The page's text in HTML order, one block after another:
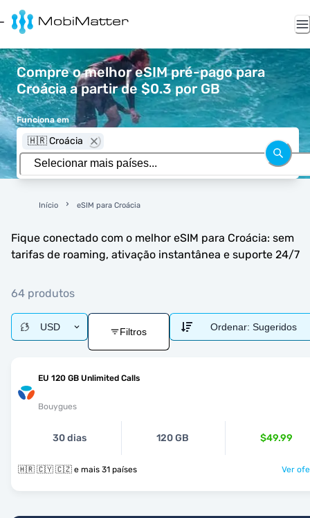
Compre o melhor eSIM pré-pago para
Croácia a partir de $0.3 por GB
Funciona em
🇭🇷 Croácia
Início eSIM para Croácia
Fique conectado com o melhor eSIM para Croácia: sem
tarifas de roaming, ativação instantânea e suporte 24/7
64 produtos
USD Filtros Ordenar: Sugeridos
EU 120 GB Unlimited Calls
Bouygues
30 dias 120 GB $49.99
🇭🇷 🇨🇾 🇨🇿 e mais 31 países Ver